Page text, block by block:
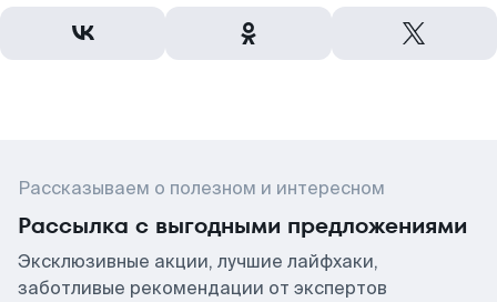
Рассказываем о полезном и интересном
Рассылка с выгодными предложениями
Эксклюзивные акции, лучшие лайфхаки,
заботливые рекомендации от экспертов